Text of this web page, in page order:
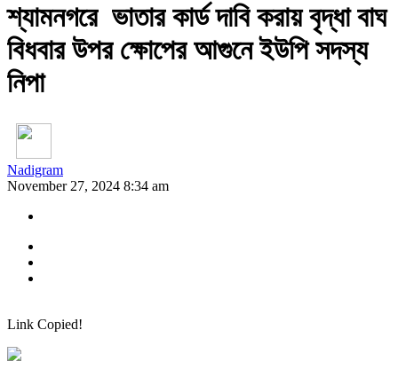
শ্যামনগরে ভাতার কার্ড দাবি করায় বৃদ্ধা বাঘ
বিধবার উপর ক্ষোপের আগুনে ইউপি সদস্য
নিপা
Nadigram
November 27, 2024 8:34 am
Link Copied!